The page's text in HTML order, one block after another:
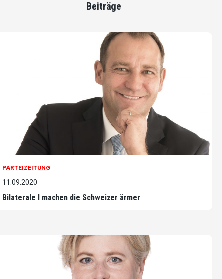
Beiträge
PARTEIZEITUNG
11.09.2020
Bilaterale I machen die Schweizer ärmer